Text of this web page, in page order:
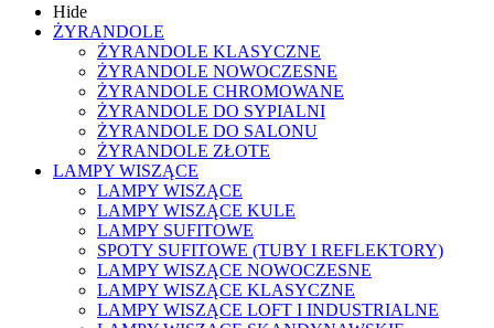
Hide
ŻYRANDOLE
ŻYRANDOLE KLASYCZNE
ŻYRANDOLE NOWOCZESNE
ŻYRANDOLE CHROMOWANE
ŻYRANDOLE DO SYPIALNI
ŻYRANDOLE DO SALONU
ŻYRANDOLE ZŁOTE
LAMPY WISZĄCE
LAMPY WISZĄCE
LAMPY WISZĄCE KULE
LAMPY SUFITOWE
SPOTY SUFITOWE (TUBY I REFLEKTORY)
LAMPY WISZĄCE NOWOCZESNE
LAMPY WISZĄCE KLASYCZNE
LAMPY WISZĄCE LOFT I INDUSTRIALNE